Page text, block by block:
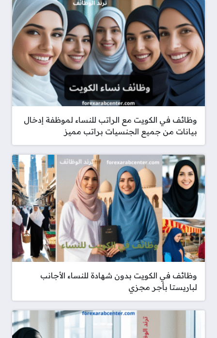
وظائف في الكويت مع الراتب للنساء لموظفة إدخال
بيانات من جميع الجنسيات براتب مميز
وظائف في الكويت بدون شهادة للنساء الأجانب
لباريستا بأجر مجزي